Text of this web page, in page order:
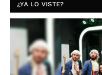
¿YA LO VISTE?